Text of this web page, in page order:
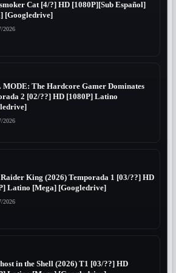
[4/?] HD [1080P][Sub Español]
[Googledrive]
2026
The Hardcore Gamer Dominates
2 [02/??] HD [1080P] Latino
2026
King (2026) Temporada 1 [03/??] HD
Latino [Mega] [Googledrive]
2026
in the Shell (2026) T1 [03/??] HD